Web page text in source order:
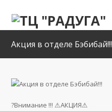
Акция в отделе Бэбибай!!!
?Внимание !!! ⚠АКЦИЯ⚠